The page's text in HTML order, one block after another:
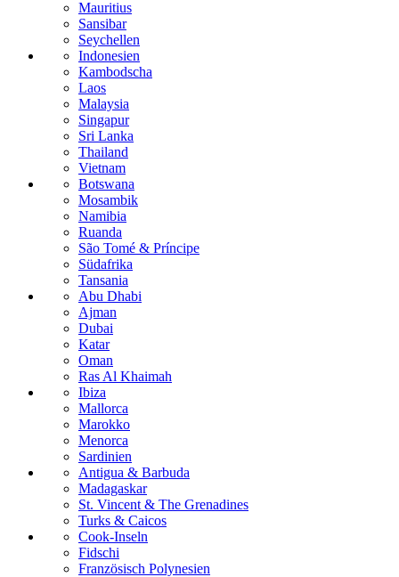
Mauritius
Sansibar
Seychellen
Indonesien
Kambodscha
Laos
Malaysia
Singapur
Sri Lanka
Thailand
Vietnam
Botswana
Mosambik
Namibia
Ruanda
São Tomé & Príncipe
Südafrika
Tansania
Abu Dhabi
Ajman
Dubai
Katar
Oman
Ras Al Khaimah
Ibiza
Mallorca
Marokko
Menorca
Sardinien
Antigua & Barbuda
Madagaskar
St. Vincent & The Grenadines
Turks & Caicos
Cook-Inseln
Fidschi
Französisch Polynesien